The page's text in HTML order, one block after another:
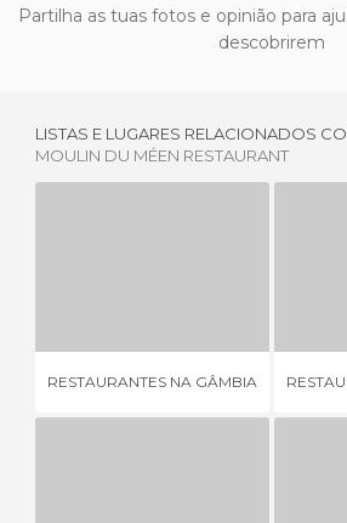
Partilha as tuas fotos e opinião para
descobrirem
LISTAS E LUGARES RELACIONADOS
MOULIN DU MÉEN RESTAURANT
RESTAURANTES NA GÂMBIA